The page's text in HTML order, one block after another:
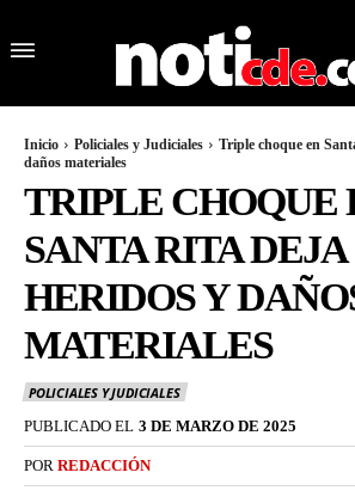
Inicio Policiales y Judiciales
Triple choque en
daños materiales
TRIPLE CHOQUE
SANTA RITA DEJA
HERIDOS Y
MATERIALES
POLICIALES Y JUDICIALES
PUBLICADO EL 3 DE MARZO DE 2025
POR REDACCIÓN